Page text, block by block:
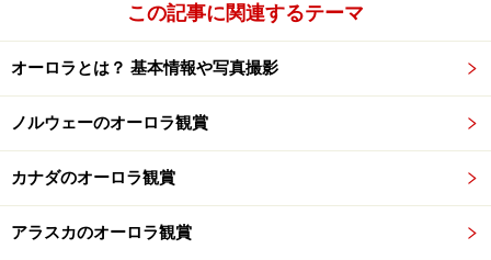
この記事に関連するテーマ
オーロラとは？ 基本情報や写真撮影
ノルウェーのオーロラ観賞
カナダのオーロラ観賞
アラスカのオーロラ観賞